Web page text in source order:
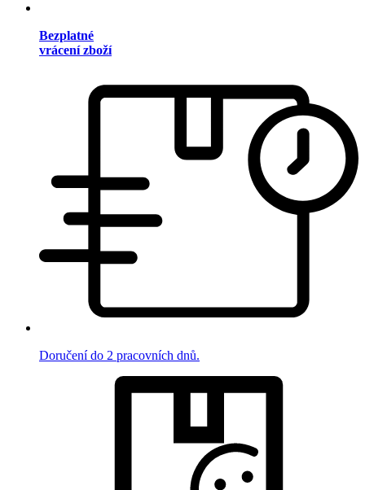
Bezplatné
vrácení zboží
Doručení do 2 pracovních dnů.